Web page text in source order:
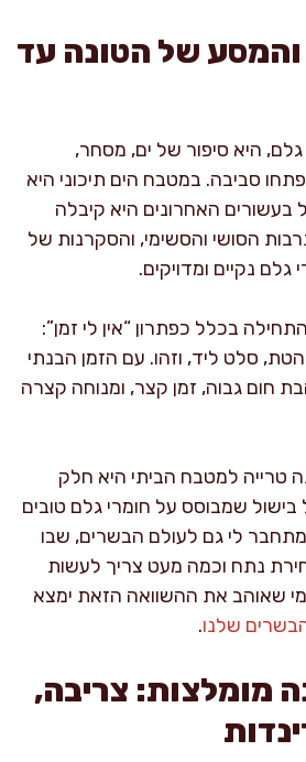
של הטונה עד
היא סיפור של ים, מסחר,
סביבה. במטבח הים תיכוני היא
בעשורים האחרונים היא קיבלה
הסושי והסשימי, והסקרנות של
נקיים ומדויקים.
בכלל כפתרון “אין לי זמן”:
סלט ליד, וזהו. עם הזמן הבנתי
חום גבוה, זמן קצר, ומנוחה קצרה
טרייה למטבח הביתי היא חלק
שמבוסס על חומרי גלם טובים
לי גם לעולם הבשרים, שבו
נתח וכמה מעט צריך לעשות
שאוהב את ההשוואה הזאת ימצא
שלנו.
מומלצות: צריבה,